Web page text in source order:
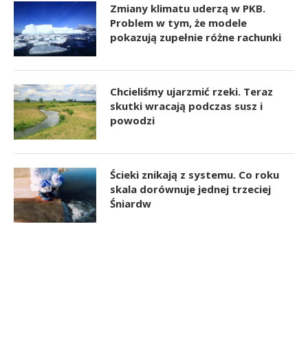
Zmiany klimatu uderzą w PKB.
Problem w tym, że modele
pokazują zupełnie różne rachunki
Chcieliśmy ujarzmić rzeki. Teraz
skutki wracają podczas susz i
powodzi
Ścieki znikają z systemu. Co roku
skala dorównuje jednej trzeciej
Śniardw